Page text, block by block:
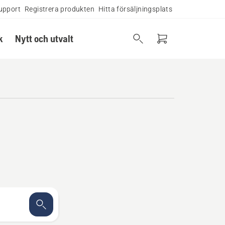
Registrera produkten Hitta försäljningsplats
Nytt och utvalt